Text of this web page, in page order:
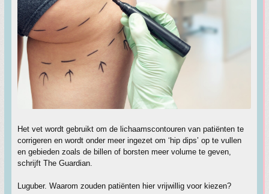
Het vet wordt gebruikt om de lichaamscontouren van patiënten te
corrigeren en wordt onder meer ingezet om ‘hip dips’ op te vullen
en gebieden zoals de billen of borsten meer volume te geven,
schrijft The Guardian.
Luguber. Waarom zouden patiënten hier vrijwillig voor kiezen?